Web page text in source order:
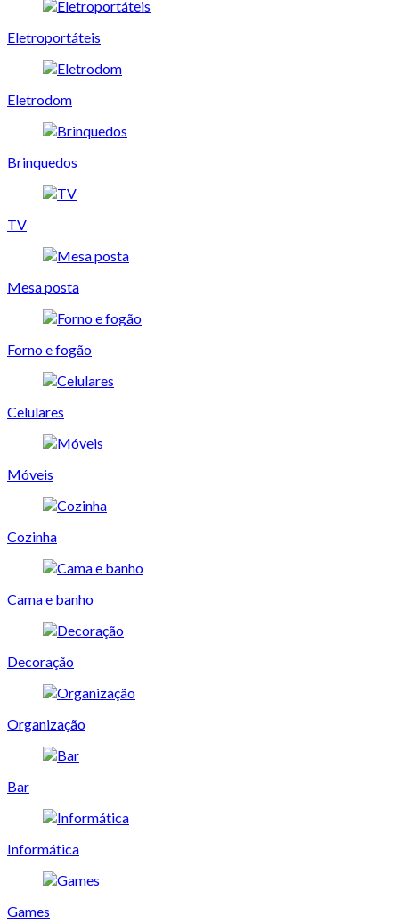
Eletroportáteis
Eletrodom
Brinquedos
TV
Mesa posta
Forno e fogão
Celulares
Móveis
Cozinha
Cama e banho
Decoração
Organização
Bar
Informática
Games